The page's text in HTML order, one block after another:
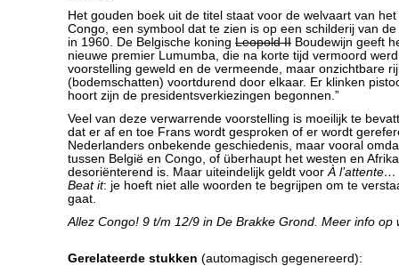
Het gouden boek uit de titel staat voor de welvaart van
Congo, een symbool dat te zien is op een schilderij van
in 1960. De Belgische koning Leopold II Boudewijn geeft
nieuwe premier Lumumba, die na korte tijd vermoord
voorstelling geweld en de vermeende, maar onzichtbare
(bodemschatten) voortdurend door elkaar. Er klinken
hoort zijn de presidentsverkiezingen begonnen.”
Veel van deze verwarrende voorstelling is moeilijk te
dat er af en toe Frans wordt gesproken of er wordt
Nederlanders onbekende geschiedenis, maar vooral
tussen België en Congo, of überhaupt het westen en
desoriënterend is. Maar uiteindelijk geldt voorÀ l’attente…
Beat it: je hoeft niet alle woorden te begrijpen om te
gaat.
Allez Congo! 9 t/m 12/9 in De Brakke Grond. Meer info op
Gerelateerde stukken (automagisch gegenereerd):